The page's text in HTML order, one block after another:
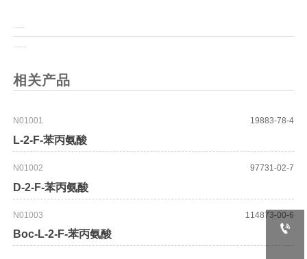
相关产品
N01001
L-2-F-苯丙氨酸
19883-78-4
N01002
D-2-F-苯丙氨酸
97731-02-7
N01003
Boc-L-2-F-苯丙氨酸
114873-00-6
